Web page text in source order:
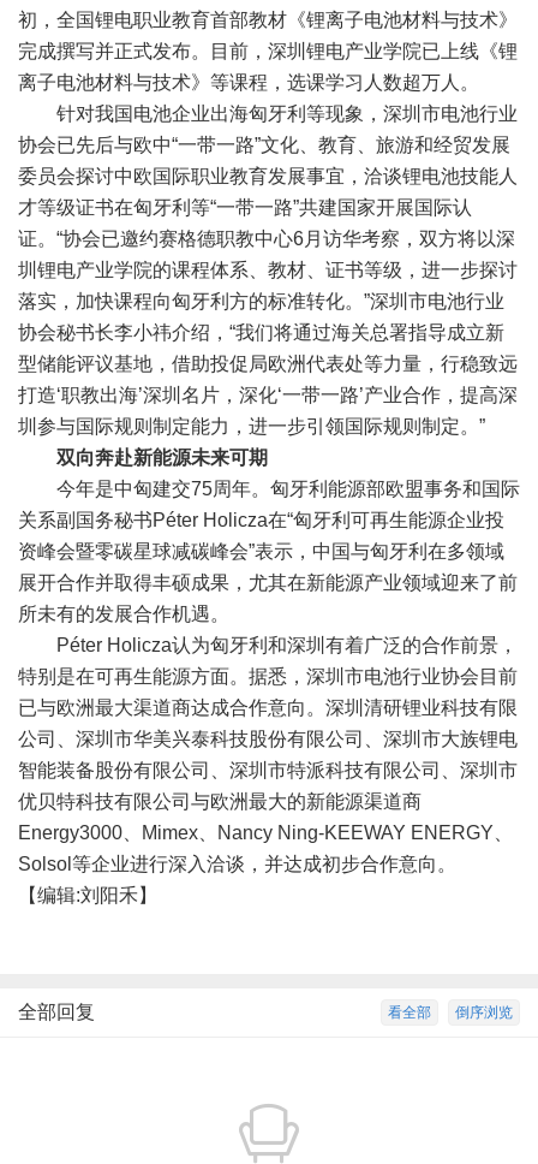
初，全国锂电职业教育首部教材《锂离子电池材料与技术》
完成撰写并正式发布。目前，深圳锂电产业学院已上线《锂
离子电池材料与技术》等课程，选课学习人数超万人。
针对我国电池企业出海匈牙利等现象，深圳市电池行业
协会已先后与欧中“一带一路”文化、教育、旅游和经贸发展
委员会探讨中欧国际职业教育发展事宜，洽谈锂电池技能人
才等级证书在匈牙利等“一带一路”共建国家开展国际认
证。“协会已邀约赛格德职教中心6月访华考察，双方将以深
圳锂电产业学院的课程体系、教材、证书等级，进一步探讨
落实，加快课程向匈牙利方的标准转化。”深圳市电池行业
协会秘书长李小祎介绍，“我们将通过海关总署指导成立新
型储能评议基地，借助投促局欧洲代表处等力量，行稳致远
打造‘职教出海’深圳名片，深化‘一带一路’产业合作，提高深
圳参与国际规则制定能力，进一步引领国际规则制定。”
双向奔赴新能源未来可期
今年是中匈建交75周年。匈牙利能源部欧盟事务和国际
关系副国务秘书Péter Holicza在“匈牙利可再生能源企业投
资峰会暨零碳星球减碳峰会”表示，中国与匈牙利在多领域
展开合作并取得丰硕成果，尤其在新能源产业领域迎来了前
所未有的发展合作机遇。
Péter Holicza认为匈牙利和深圳有着广泛的合作前景，
特别是在可再生能源方面。据悉，深圳市电池行业协会目前
已与欧洲最大渠道商达成合作意向。深圳清研锂业科技有限
公司、深圳市华美兴泰科技股份有限公司、深圳市大族锂电
智能装备股份有限公司、深圳市特派科技有限公司、深圳市
优贝特科技有限公司与欧洲最大的新能源渠道商
Energy3000、Mimex、Nancy Ning-KEEWAY ENERGY、
Solsol等企业进行深入洽谈，并达成初步合作意向。
【编辑:刘阳禾】
倒序浏览
看全部
全部回复